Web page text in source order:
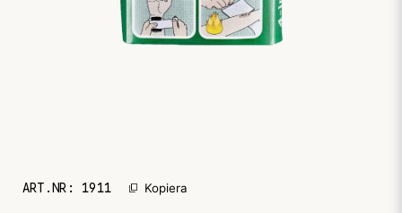
ART.NR: 1911 Kopiera